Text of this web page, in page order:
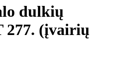
dulkių
277. (įvairių